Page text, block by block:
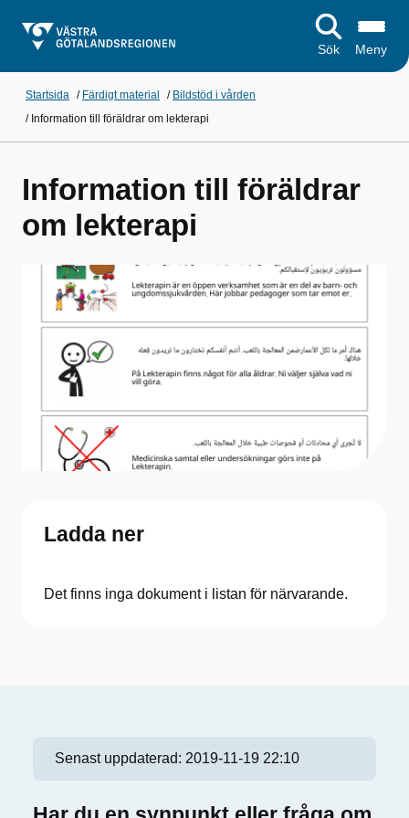
Sök Meny
Startsida / Färdigt material / Bildstöd i vården
/ Information till föräldrar om lekterapi
Information till föräldrar
om lekterapi
Ladda ner
Det finns inga dokument i listan för närvarande.
Senast uppdaterad: 2019-11-19 22:10